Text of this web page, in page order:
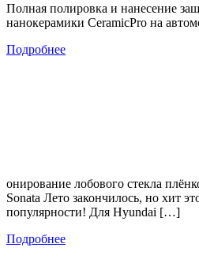
Полная полировка и нанесение
нанокерамики CeramicPro на
Подробнее
онирование лобового стекла
Sonata Лето закончилось, но хит
популярности! Для Hyundai […]
Подробнее